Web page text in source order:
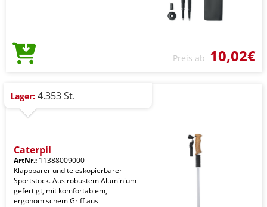
Preis ab 10,02€
Lager: 4.353 St.
Caterpil
ArtNr.: 11388009000
Klappbarer und teleskopierbarer
Sportstock. Aus robustem Aluminium
gefertigt, mit komfortablem,
ergonomischem Griff aus